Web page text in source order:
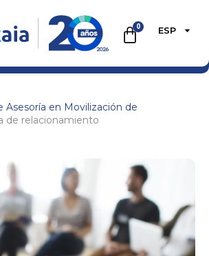
0 ESP
Asesoría en Movilización de
de relacionamiento